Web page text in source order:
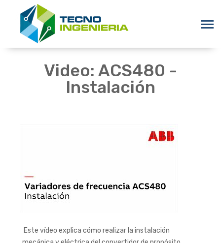
Video: ACS480 -
Instalación
Este vídeo explica cómo realizar la instalación